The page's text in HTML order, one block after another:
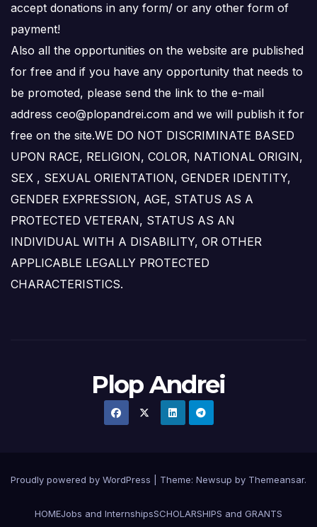
accept donations in any form/ or any other form of
payment!
Also all the opportunities on the website are published
for free and if you have any opportunity that needs to
be promoted, please send the link to the e-mail
address ceo@plopandrei.com and we will publish it for
free on the site.WE DO NOT DISCRIMINATE BASED
UPON RACE, RELIGION, COLOR, NATIONAL ORIGIN,
SEX , SEXUAL ORIENTATION, GENDER IDENTITY,
GENDER EXPRESSION, AGE, STATUS AS A
PROTECTED VETERAN, STATUS AS AN
INDIVIDUAL WITH A DISABILITY, OR OTHER
APPLICABLE LEGALLY PROTECTED
CHARACTERISTICS.
Plop Andrei
Proudly powered by WordPress Theme: Newsup by Themeansar.
HOMEJobs and InternshipsSCHOLARSHIPS and GRANTS